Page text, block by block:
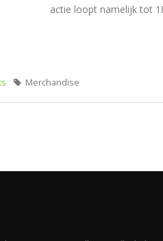
actie loopt namelijk tot
Merchandise